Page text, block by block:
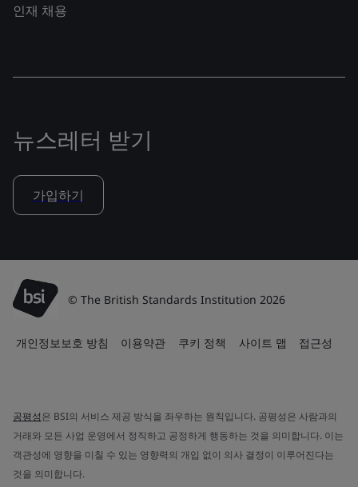
인재 채용
뉴스레터 받기
가입하기
© The British Standards Institution 2026
개인정보보호 방침 이용약관 쿠키 정책 사이트 맵 접근성
공평성은 BSI의 서비스 제공 방식을 좌우하는 원칙입니다. 공평성은 사람과의
거래와 모든 사업 운영에서 정직하고 공정하게 행동하는 것을 의미합니다. 이는
객관성에 영향을 미칠 수 있는 영향력의 개입 없이 의사 결정이 이루어진다는
것을 의미합니다.